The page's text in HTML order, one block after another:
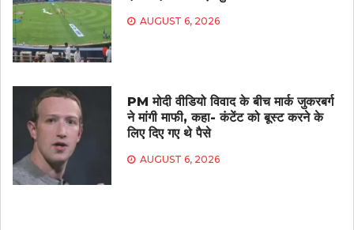
AUGUST 6, 2026
PM मोदी वीडियो विवाद के बीच मार्क जुकरबर्ग
ने मांगी माफी, कहा- कंटेंट को बूस्ट करने के
लिए दिए गए थे पैसे
AUGUST 6, 2026